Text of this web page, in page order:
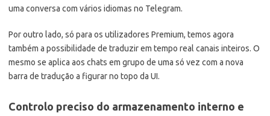
uma conversa com vários idiomas no Telegram.
Por outro lado, só para os utilizadores Premium, temos agora
também a possibilidade de traduzir em tempo real canais inteiros. O
mesmo se aplica aos chats em grupo de uma só vez com a nova
barra de tradução a figurar no topo da UI.
Controlo preciso do armazenamento interno e